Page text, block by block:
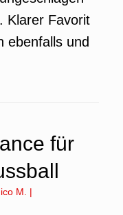
Klarer Favorit
ebenfalls und
für
M.
|